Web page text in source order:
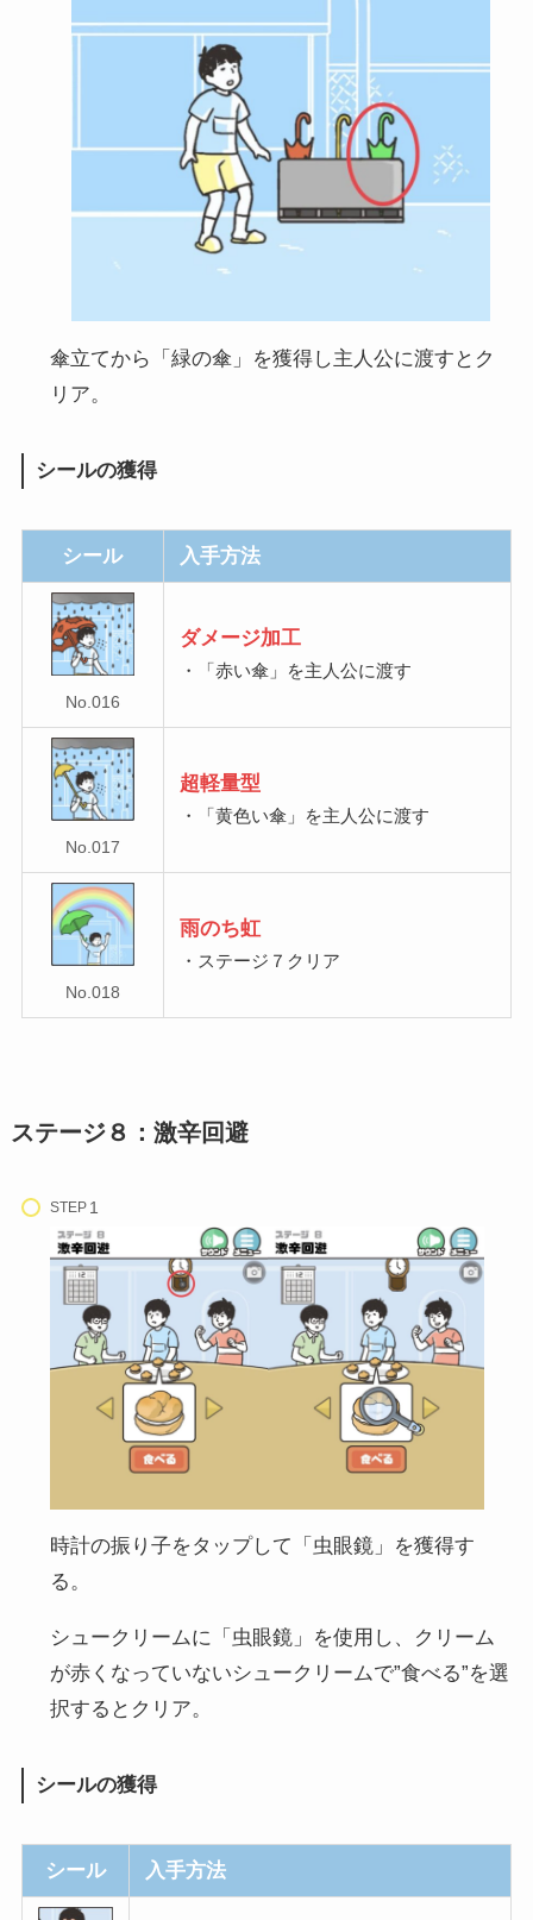
傘立てから「緑の傘」を獲得し主人公に渡すとク
リア。
シールの獲得
シール 入手方法
No.016
ダメージ加工
・「赤い傘」を主人公に渡す
No.017
超軽量型
・「黄色い傘」を主人公に渡す
No.018
雨のち虹
・ステージ７クリア
ステージ８：激辛回避
STEP
時計の振り子をタップして「虫眼鏡」を獲得す
る。
シュークリームに「虫眼鏡」を使用し、クリーム
が赤くなっていないシュークリームで”食べる”を選
択するとクリア。
シールの獲得
シール 入手方法